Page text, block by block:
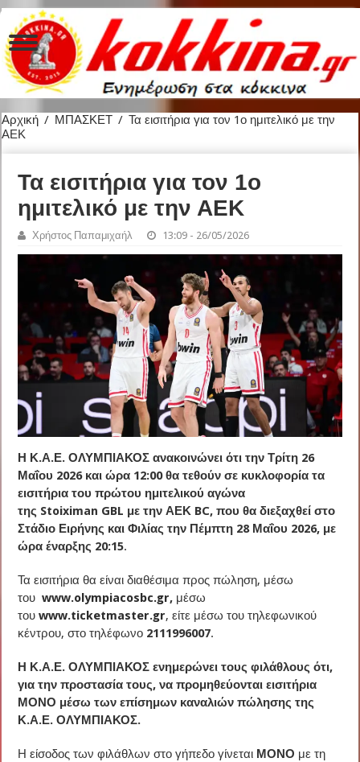
Αρχική / ΜΠΑΣΚΕΤ / Τα εισιτήρια για τον 1ο ημιτελικό με την
ΑΕΚ
Τα εισιτήρια για τον 1ο
ημιτελικό με την ΑΕΚ
Χρήστος Παπαμιχαήλ 13:09 - 26/05/2026
Η Κ.Α.Ε. ΟΛΥΜΠΙΑΚΟΣ ανακοινώνει ότι την Τρίτη 26
Μαΐου 2026 και ώρα 12:00 θα τεθούν σε κυκλοφορία τα
εισιτήρια του πρώτου ημιτελικού αγώνα
της Stoiximan GBL με την ΑΕΚ BC, που θα διεξαχθεί στο
Στάδιο Ειρήνης και Φιλίας την Πέμπτη 28 Μαΐου 2026, με
ώρα έναρξης 20:15.
Τα εισιτήρια θα είναι διαθέσιμα προς πώληση, μέσω
τουwww.olympiacosbc.gr, μέσω
του www.ticketmaster.gr, είτε μέσω του τηλεφωνικού
κέντρου, στο τηλέφωνο 2111996007.
Η Κ.Α.Ε. ΟΛΥΜΠΙΑΚΟΣ ενημερώνει τους φιλάθλους ότι,
για την προστασία τους, να προμηθεύονται εισιτήρια
ΜΟΝΟ μέσω των επίσημων καναλιών πώλησης της
Κ.Α.Ε. ΟΛΥΜΠΙΑΚΟΣ.
Η είσοδος των φιλάθλων στο γήπεδο γίνεται ΜΟΝΟ με τη